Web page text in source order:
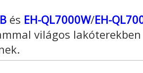
és EH-QL7000W/EH-
világos lakóterekben